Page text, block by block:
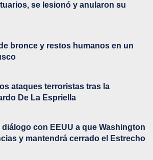
se lesionó y anularon su
bronce y restos humanos en un
ataques terroristas tras la
De La Espriella
con EEUU a que Washington
y mantendrá cerrado el Estrecho